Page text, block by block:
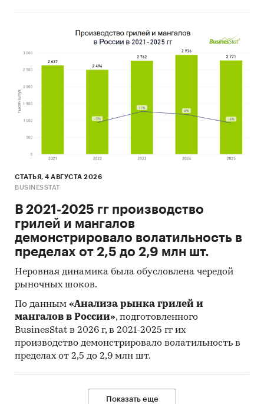
СТАТЬЯ, 4 АВГУСТА 2026
BUSINESSTAT
В 2021-2025 гг производство
грилей и мангалов
демонстрировало волатильность в
пределах от 2,5 до 2,9 млн шт.
Неровная динамика была обусловлена чередой
рыночных шоков.
По данным «Анализа рынка грилей и
мангалов в России», подготовленного
BusinesStat в 2026 г, в 2021-2025 гг их
производство демонстрировало волатильность в
пределах от 2,5 до 2,9 млн шт.
Показать еще